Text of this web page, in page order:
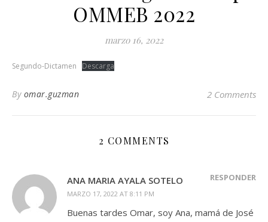
OMMEB 2022
marzo 16, 2022
Segundo-Dictamen Descarga
By omar.guzman 2 Comments
2 COMMENTS
ANA MARIA AYALA SOTELO
MARZO 17, 2022 AT 8:11 PM
RESPONDER
Buenas tardes Omar, soy Ana, mamá de José